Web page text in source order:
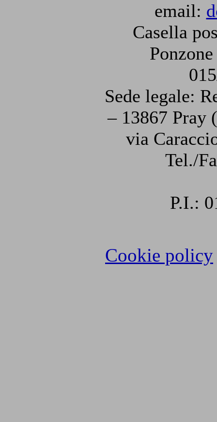
email:
Casella
Sede legale:
– 13867 Pray
via
Tel./
P.I.:
Cookie policy